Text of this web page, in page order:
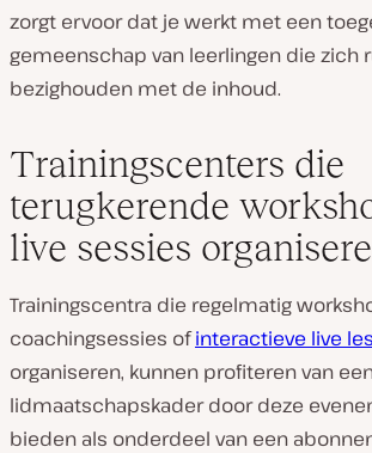
zorgt ervoor dat je werkt met een
gemeenschap van leerlingen die zich
bezighouden met de inhoud.
Trainingscenters die
terugkerende
live sessies
Trainingscentra die regelmatig
coachingsessies ofinteractieve live
organiseren, kunnen profiteren van
lidmaatschapskader door deze
bieden als onderdeel van een